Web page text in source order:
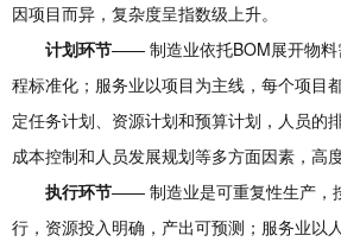
因项目而异，复杂度呈指数级上升。
计划环节—— 制造业依托BOM展开物料
程标准化；服务业以项目为主线，每个项目
定任务计划、资源计划和预算计划，人员的
成本控制和人员发展规划等多方面因素，高
执行环节—— 制造业是可重复性生产，
行，资源投入明确，产出可预测；服务业以